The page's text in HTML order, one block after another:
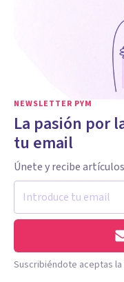
NEWSLETTER PYM
La pasión por
tu email
Únete y recibe
Suscribiéndote aceptas